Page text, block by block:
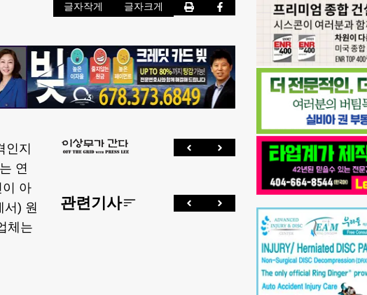
글자작게 글자크게
지
연
이 아
서) 원
체는
관련기사